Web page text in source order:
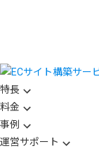
特長
料金
事例
運営サポート